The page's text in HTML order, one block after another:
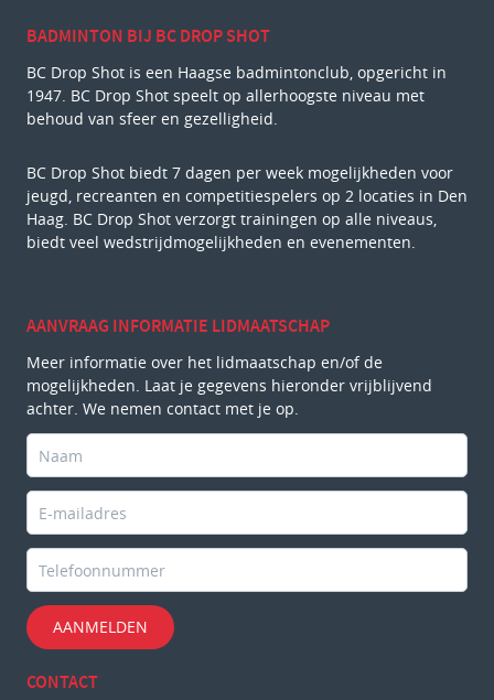
BADMINTON BIJ BC DROP SHOT
BC Drop Shot is een Haagse badmintonclub, opgericht in
1947. BC Drop Shot speelt op allerhoogste niveau met
behoud van sfeer en gezelligheid.
BC Drop Shot biedt 7 dagen per week mogelijkheden voor
jeugd, recreanten en competitiespelers op 2 locaties in Den
Haag. BC Drop Shot verzorgt trainingen op alle niveaus,
biedt veel wedstrijdmogelijkheden en evenementen.
AANVRAAG INFORMATIE LIDMAATSCHAP
Meer informatie over het lidmaatschap en/of de
mogelijkheden. Laat je gegevens hieronder vrijblijvend
achter. We nemen contact met je op.
AANMELDEN
CONTACT